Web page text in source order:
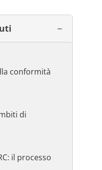
conformità
di
il processo